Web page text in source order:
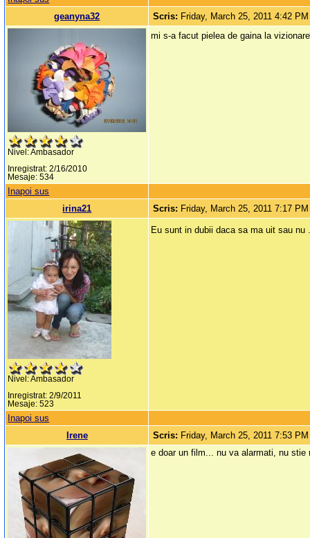
geanyna32
Scris: Friday, March 25, 2011 4:42 PM
Nivel: Ambasador
Inregistrat: 2/16/2010
Mesaje: 534
mi s-a facut pielea de gaina la vizionare
Inapoi sus
irina21
Scris: Friday, March 25, 2011 7:17 PM
Nivel: Ambasador
Inregistrat: 2/9/2011
Mesaje: 523
Eu sunt in dubii daca sa ma uit sau
Inapoi sus
Irene
Scris: Friday, March 25, 2011 7:53 PM
e doar un film... nu va alarmati, nu